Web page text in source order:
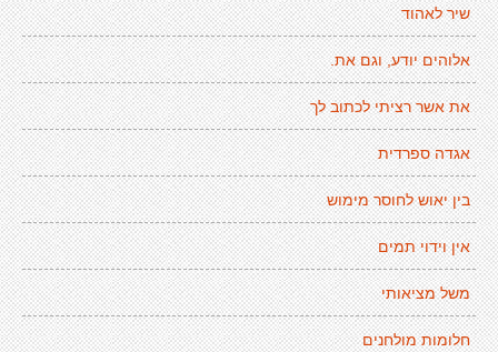
שיר לאהוד
אלוהים יודע, וגם את.
את אשר רציתי לכתוב לך
אגדה ספרדית
בין יאוש לחוסר מימוש
אין וידוי תמים
משל מציאותי
חלומות מולחנים